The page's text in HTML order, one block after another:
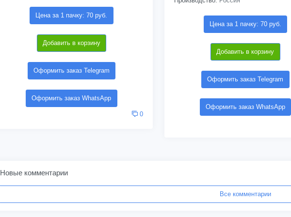
Цена за 1 пачку: 70 руб.
Добавить в корзину
Оформить заказ Telegram
Оформить заказ WhatsApp
0
Цена за 1 пачку: 70 руб.
Добавить в корзину
Оформить заказ Telegram
Оформить заказ WhatsApp
Новые комментарии
Все комментарии